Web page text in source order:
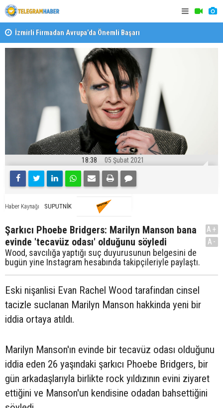
İzmirli Firmadan Avrupa’da Önemli Başarı
Devlet
18:38 05 Şubat 2021
Haber Kaynağı SUPUTNİK
Şarkıcı Phoebe Bridgers: Marilyn Manson bana
evinde 'tecavüz odası' olduğunu söyledi
Wood, savcılığa yaptığı suç duyurusunun belgesini de
bugün yine Instagram hesabında takipçileriyle paylaştı.
A+
A-
Eski nişanlisi Evan Rachel Wood tarafindan cinsel
tacizle suclanan Marilyn Manson hakkinda yeni bir
iddia ortaya atıldı.
Marilyn Manson'ın evinde bir tecavüz odası olduğunu
iddia eden 26 yaşındaki şarkıcı Phoebe Bridgers, bir
gün arkadaşlarıyla birlikte rock yıldızının evini ziyaret
ettiğini ve Manson'un kendisine odadan bahsettiğini